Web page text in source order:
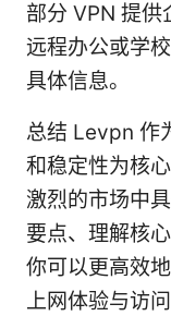
部分 VPN 提供
远程办公或学
具体信息。
总结 Levpn 作
和稳定性为核
激烈的市场中
要点、理解核
你可以更高效
上网体验与访